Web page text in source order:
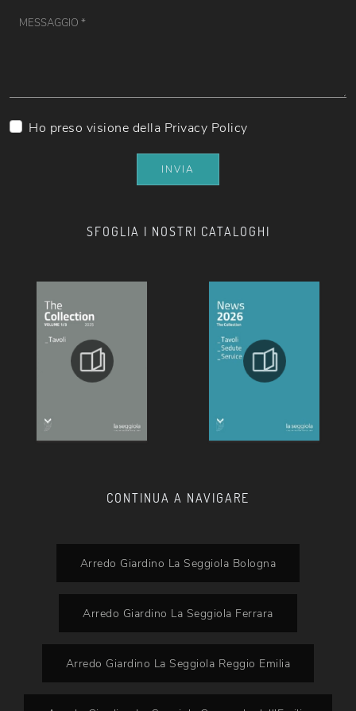
SFOGLIA I NOSTRI CATALOGHI
CONTINUA A NAVIGARE
Arredo Giardino La Seggiola Bologna
Arredo Giardino La Seggiola Ferrara
Arredo Giardino La Seggiola Reggio Emilia
Ho preso visione della Privacy Policy
INVIA